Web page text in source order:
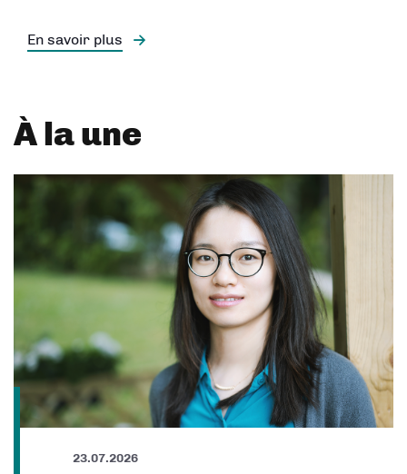
En savoir plus
À la une
23.07.2026